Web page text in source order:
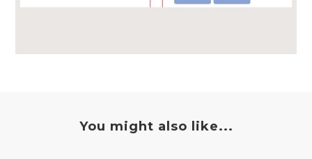
You might also like...